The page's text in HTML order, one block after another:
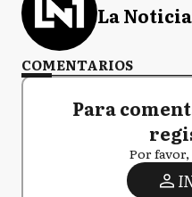
La Noticia
COMENTARIOS
Para
Por